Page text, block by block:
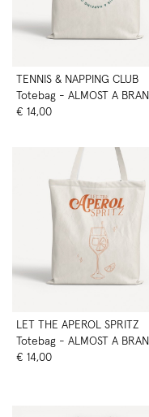
TENNIS & NAPPING CLUB
Totebag - ALMOST A
€ 14,00
LET THE APEROL SPRITZ
Totebag - ALMOST A
€ 14,00